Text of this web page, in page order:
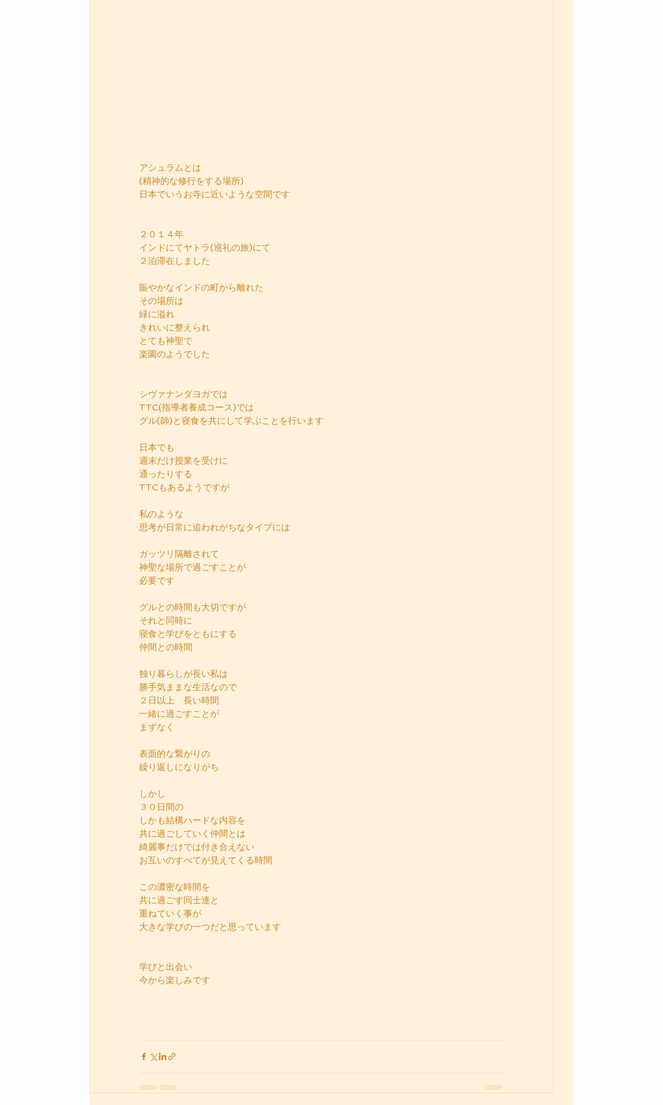
アシュラムとは
(精神的な修行をする場所)
日本でいうお寺に近いような空間です
２０１４年
インドにてヤトラ(巡礼の旅)にて
２泊滞在しました
賑やかなインドの町から離れた
その場所は
緑に溢れ
きれいに整えられ
とても神聖で
楽園のようでした
シヴァナンダヨガでは
TTC(指導者養成コース)では
グル(師)と寝食を共にして学ぶことを行います
日本でも
週末だけ授業を受けに
通ったりする
TTCもあるようですが
私のような
思考が日常に追われがちなタイプには
ガッツリ隔離されて
神聖な場所で過ごすことが
必要です
グルとの時間も大切ですが
それと同時に
寝食と学びをともにする
仲間との時間
独り暮らしが長い私は
勝手気ままな生活なので
２日以上　長い時間
一緒に過ごすことが
まずなく
表面的な繋がりの
繰り返しになりがち
しかし
３０日間の
しかも結構ハードな内容を
共に過ごしていく仲間とは
綺麗事だけでは付き合えない
お互いのすべてが見えてくる時間
この濃密な時間を
共に過ごす同士達と
重ねていく事が
大きな学びの一つだと思っています
学びと出会い
今から楽しみです